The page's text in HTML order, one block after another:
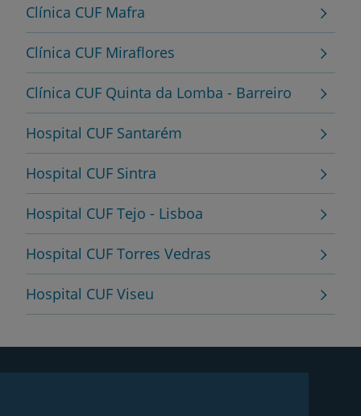
Clínica CUF Mafra
Clínica CUF Miraflores
Clínica CUF Quinta da Lomba - Barreiro
Hospital CUF Santarém
Hospital CUF Sintra
Hospital CUF Tejo - Lisboa
Hospital CUF Torres Vedras
Hospital CUF Viseu